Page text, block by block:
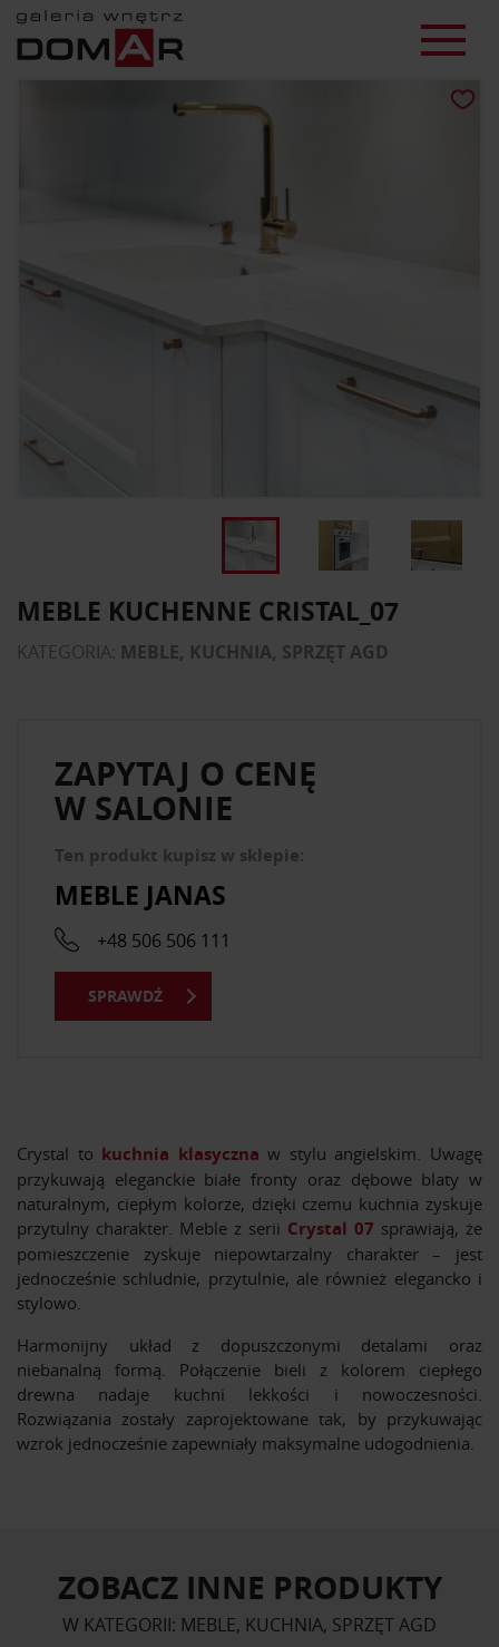
MEBLE KUCHENNE CRISTAL_07
KATEGORIA: MEBLE, KUCHNIA, SPRZĘT AGD
Crystal to kuchnia klasyczna w stylu angielskim. Uwagę
przykuwają eleganckie białe fronty oraz dębowe blaty w
naturalnym, ciepłym kolorze, dzięki czemu kuchnia zyskuje
przytulny charakter. Meble z serii Crystal 07 sprawiają, że
pomieszczenie zyskuje niepowtarzalny charakter – jest
jednocześnie schludnie, przytulnie, ale również elegancko i
stylowo.
Harmonijny układ z dopuszczonymi detalami oraz
niebanalną formą. Połączenie bieli z kolorem ciepłego
drewna nadaje kuchni lekkości i nowoczesności.
Rozwiązania zostały zaprojektowane tak, by przykuwając
wzrok jednocześnie zapewniały maksymalne udogodnienia.
ZAPYTAJ O CENĘ
W SALONIE
Ten produkt kupisz w sklepie:
MEBLE JANAS
+48 506 506 111
SPRAWDŹ
ZOBACZ INNE PRODUKTY
W KATEGORII: MEBLE, KUCHNIA, SPRZĘT AGD